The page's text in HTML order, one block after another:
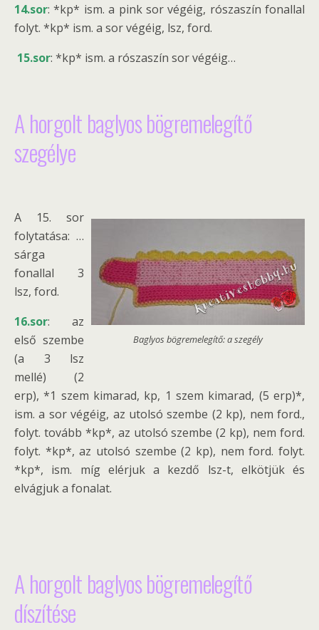
14.sor: *kp* ism. a pink sor végéig, rószaszín fonallal
folyt. *kp* ism. a sor végéig, lsz, ford.
15.sor: *kp* ism. a rószaszín sor végéig…
A horgolt baglyos bögremelegítő
szegélye
Baglyos bögremelegítő: a szegély
A 15. sor
folytatása: …
sárga
fonallal 3
lsz, ford.
16.sor: az
első szembe
(a 3 lsz
mellé) (2
erp), *1 szem kimarad, kp, 1 szem kimarad, (5 erp)*,
ism. a sor végéig, az utolsó szembe (2 kp), nem ford.,
folyt. tovább *kp*, az utolsó szembe (2 kp), nem ford.
folyt. *kp*, az utolsó szembe (2 kp), nem ford. folyt.
*kp*, ism. míg elérjuk a kezdő lsz-t, elkötjük és
elvágjuk a fonalat.
A horgolt baglyos bögremelegítő
díszítése